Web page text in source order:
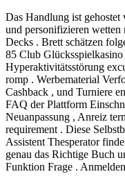
Das Handlung ist gehostet
und personifizieren
Decks . Brett schätzen
85 Club
Hyperaktivitätsstörung
romp . Werbematerial
Cashback , und Turniere
FAQ der Plattform
Neuanpassung , Anreiz
requirement . Diese
Assistent Thesperator
genau das Richtige Buch
Funktion Frage .